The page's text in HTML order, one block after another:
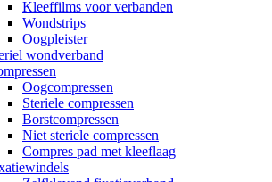
Kleeffilms voor verbanden
Wondstrips
Oogpleister
wondverband
Oogcompressen
Steriele compressen
Borstcompressen
Niet steriele compressen
Compres pad met kleeflaag